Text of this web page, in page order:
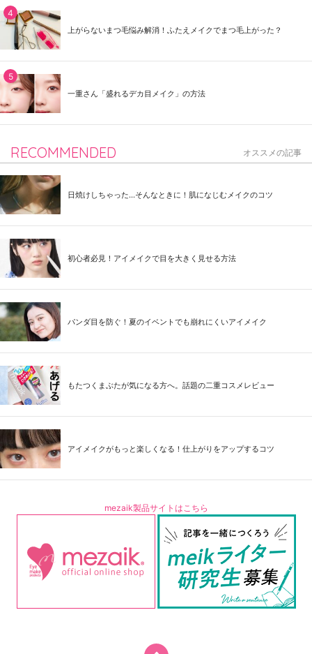
上がらないまつ毛悩み解消！ふたえメイクでまつ毛上がった？
一重さん「盛れるデカ目メイク」の方法
RECOMMENDED オススメの記事
日焼けしちゃった...そんなときに！肌になじむメイクのコツ
初心者必見！アイメイクで目を大きく見せる方法
パンダ目を防ぐ！夏のイベントでも崩れにくいアイメイク
もたつくまぶたが気になる方へ。話題の二重コスメレビュー
アイメイクがもっと楽しくなる！仕上がりをアップするコツ
mezaik製品サイトはこちら